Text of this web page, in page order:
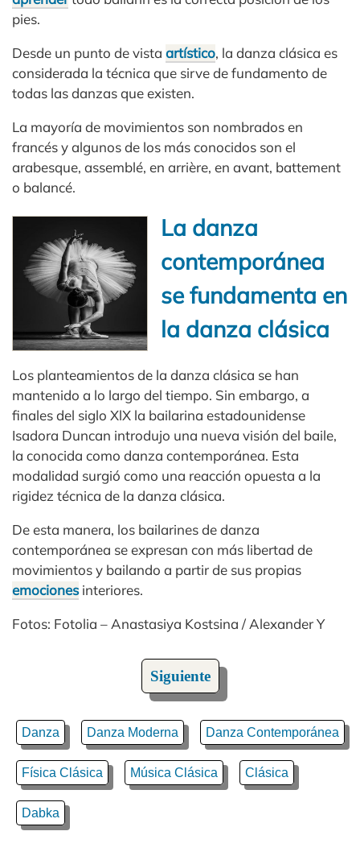
pies.
Desde un punto de vista artístico, la danza clásica es
considerada la técnica que sirve de fundamento de
todas las danzas que existen.
La mayoría de movimientos son nombrados en
francés y algunos de los más conocidos son el
arabesque, assemblé, en arrière, en avant, battement
o balancé.
La danza
contemporánea
se fundamenta en
la danza clásica
Los planteamientos de la danza clásica se han
mantenido a lo largo del tiempo. Sin embargo, a
finales del siglo XlX la bailarina estadounidense
Isadora Duncan introdujo una nueva visión del baile,
la conocida como danza contemporánea. Esta
modalidad surgió como una reacción opuesta a la
rigidez técnica de la danza clásica.
De esta manera, los bailarines de danza
contemporánea se expresan con más libertad de
movimientos y bailando a partir de sus propias
emocionesinteriores.
Fotos: Fotolia – Anastasiya Kostsina / Alexander Y
Siguiente
Danza Danza Moderna Danza Contemporánea
Física Clásica Música Clásica Clásica
Dabka